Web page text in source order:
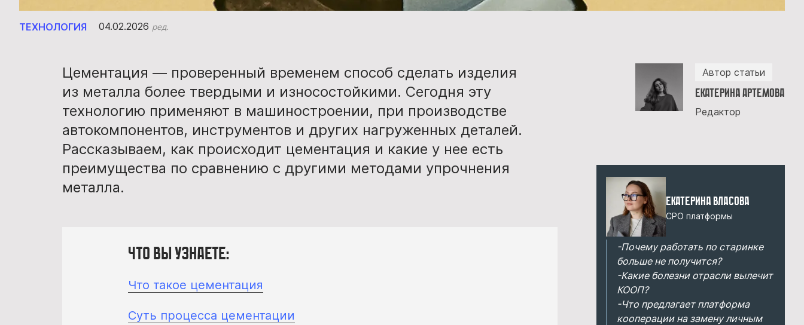
ТЕХНОЛОГИЯ 04.02.2026 ред.
Цементация — проверенный временем способ сделать изделия
из металла более твердыми и износостойкими. Сегодня эту
технологию применяют в машиностроении, при производстве
автокомпонентов, инструментов и других нагруженных деталей.
Рассказываем, как происходит цементация и какие у нее есть
преимущества по сравнению с другими методами упрочнения
металла.
Что вы узнаете:
Что такое цементация
Суть процесса цементации
Автор статьи
Екатерина Артемова
Редактор
Екатерина Власова
CPO платформы
-Почему работать по старинке
больше не получится?
-Какие болезни отрасли вылечит
КООП?
-Что предлагает платформа
кооперации на замену личным